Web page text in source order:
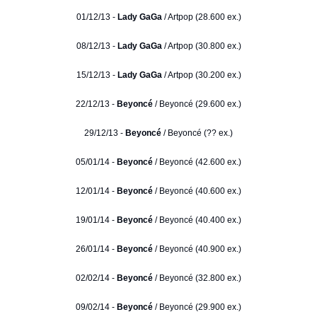
01/12/13 - Lady GaGa/ Artpop (28.600 ex.)
08/12/13 - Lady GaGa/ Artpop (30.800 ex.)
15/12/13 - Lady GaGa/ Artpop (30.200 ex.)
22/12/13 - Beyoncé / Beyoncé (29.600 ex.)
29/12/13 - Beyoncé / Beyoncé (?? ex.)
05/01/14 - Beyoncé / Beyoncé (42.600 ex.)
12/01/14 - Beyoncé / Beyoncé (40.600 ex.)
19/01/14 - Beyoncé / Beyoncé (40.400 ex.)
26/01/14 - Beyoncé / Beyoncé (40.900 ex.)
02/02/14 - Beyoncé / Beyoncé (32.800 ex.)
09/02/14 - Beyoncé / Beyoncé (29.900 ex.)